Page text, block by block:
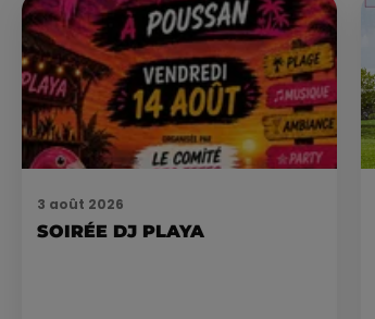
3 août 2026
SOIRÉE DJ PLAYA